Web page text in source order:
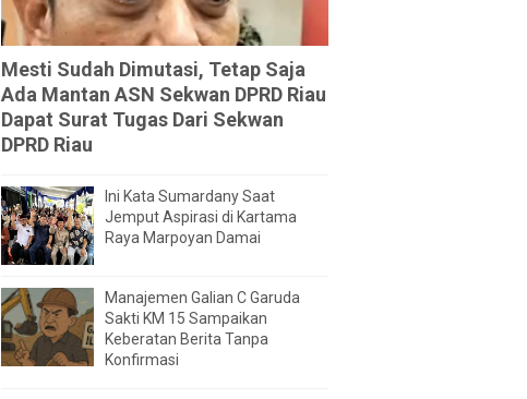
Mesti Sudah Dimutasi, Tetap Saja
Ada Mantan ASN Sekwan DPRD Riau
Dapat Surat Tugas Dari Sekwan
DPRD Riau
Ini Kata Sumardany Saat
Jemput Aspirasi di Kartama
Raya Marpoyan Damai
Manajemen Galian C Garuda
Sakti KM 15 Sampaikan
Keberatan Berita Tanpa
Konfirmasi